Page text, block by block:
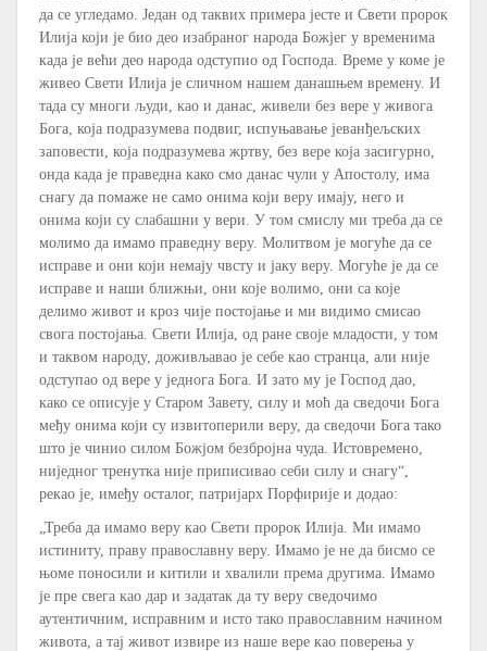
да се угледамо. Један од таквих примера јесте и Свети пророк
Илија који је био део изабраног народа Божјег у временима
када је већи део народа одступио од Господа. Време у коме је
живео Свети Илија је сличном нашем данашњем времену. И
тада су многи људи, као и данас, живели без вере у живога
Бога, која подразумева подвиг, испуњавање јеванђељских
заповести, која подразумева жртву, без вере која засигурно,
онда када је праведна како смо данас чули у Апостолу, има
снагу да помаже не само онима који веру имају, него и
онима који су слабашни у вери. У том смислу ми треба да се
молимо да имамо праведну веру. Молитвом је могуће да се
исправе и они који немају чвсту и јаку веру. Могуће је да се
исправе и наши ближњи, они које волимо, они са које
делимо живот и кроз чије постојање и ми видимо смисао
свога постојања. Свети Илија, од ране своје младости, у том
и таквом народу, доживљавао је себе као странца, али није
одступао од вере у једнога Бога. И зато му је Господ дао,
како се описује у Старом Завету, силу и моћ да сведочи Бога
међу онима који су извитоперили веру, да сведочи Бога тако
што је чинио силом Божјом безбројна чуда. Истовремено,
ниједног тренутка није приписивао себи силу и снагу“,
рекао је, имеђу осталог, патријарх Порфирије и додао:
„Треба да имамо веру као Свети пророк Илија. Ми имамо
истиниту, праву православну веру. Имамо је не да бисмо се
њоме поносили и китили и хвалили према другима. Имамо
је пре свега као дар и задатак да ту веру сведочимо
аутентичним, исправним и исто тако православним начином
живота, а тај живот извире из наше вере као поверења у